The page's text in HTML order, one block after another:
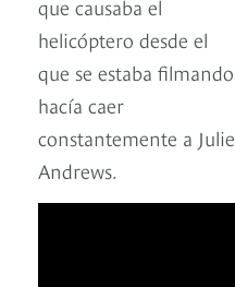
que causaba el
helicóptero desde el
que se estaba filmando
hacía caer
constantemente a Julie
Andrews.